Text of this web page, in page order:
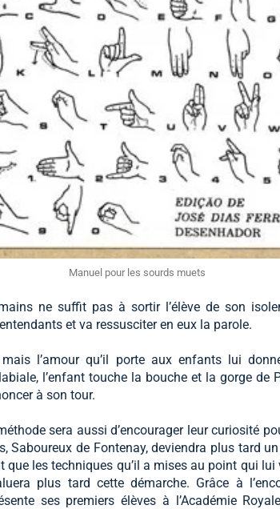
Manuel pour les sourds muets
ne suffit pas à sortir l’élève de son
et va ressusciter en eux la parole.
l’amour qu’il porte aux enfants lui
l’enfant touche la bouche et la gorge de
à son tour.
sera aussi d’encourager leur curiosité
Saboureux de Fontenay, deviendra plus tard
les techniques qu’il a mises au point qui lui
plus tard cette démarche. Grâce à
ses premiers élèves à l’Académie